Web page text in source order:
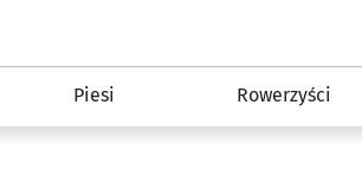
Komunikacja
Piesi Rowerzyści